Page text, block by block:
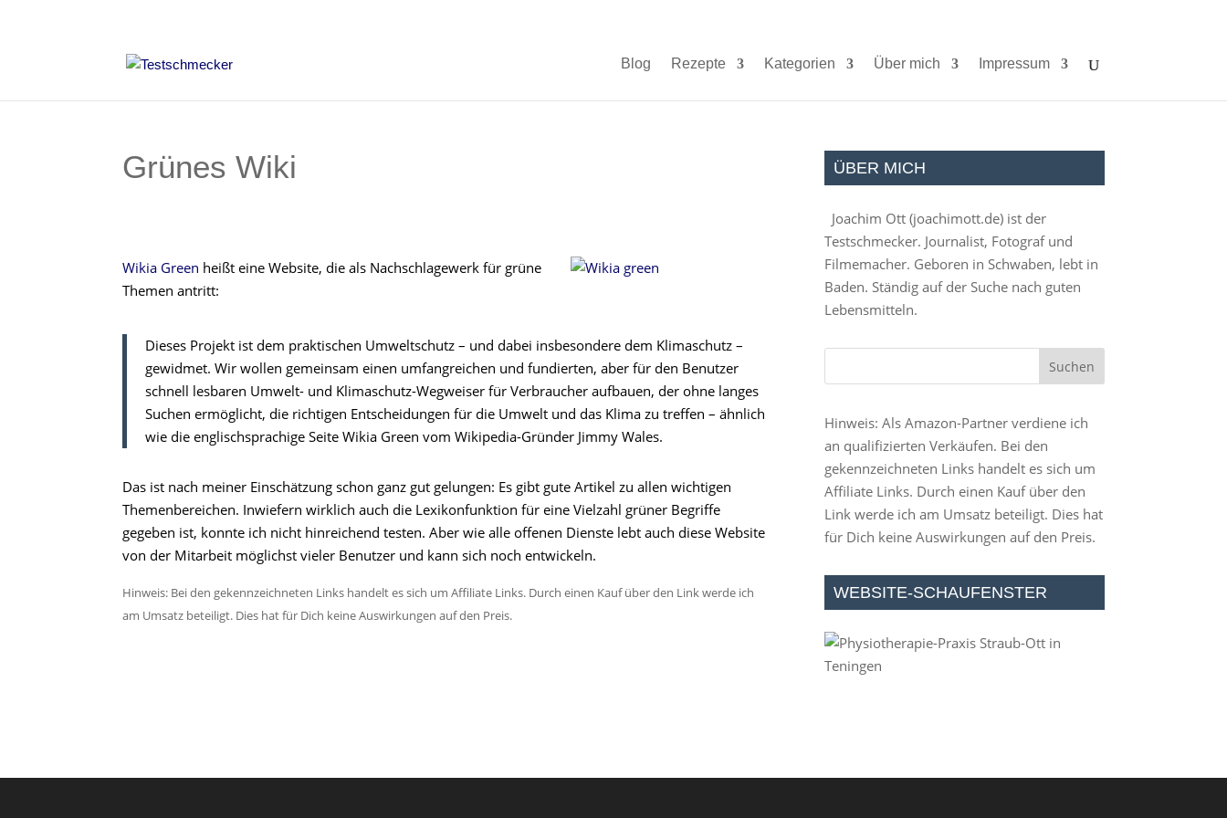
Blog Rezepte Kategorien Über mich Impressum
Grünes Wiki
Wikia Green heißt eine Website, die als Nachschlagewerk für grüne
Themen antritt:
Dieses Projekt ist dem praktischen Umweltschutz – und dabei insbesondere dem Klimaschutz –
gewidmet. Wir wollen gemeinsam einen umfangreichen und fundierten, aber für den Benutzer
schnell lesbaren Umwelt- und Klimaschutz-Wegweiser für Verbraucher aufbauen, der ohne langes
Suchen ermöglicht, die richtigen Entscheidungen für die Umwelt und das Klima zu treffen – ähnlich
wie die englischsprachige Seite Wikia Green vom Wikipedia-Gründer Jimmy Wales.
Das ist nach meiner Einschätzung schon ganz gut gelungen: Es gibt gute Artikel zu allen wichtigen
Themenbereichen. Inwiefern wirklich auch die Lexikonfunktion für eine Vielzahl grüner Begriffe
gegeben ist, konnte ich nicht hinreichend testen. Aber wie alle offenen Dienste lebt auch diese Website
von der Mitarbeit möglichst vieler Benutzer und kann sich noch entwickeln.
Hinweis: Bei den gekennzeichneten Links handelt es sich um Affiliate Links. Durch einen Kauf über den Link werde ich
am Umsatz beteiligt. Dies hat für Dich keine Auswirkungen auf den Preis.
ÜBER MICH
Joachim Ott (joachimott.de) ist der
Testschmecker. Journalist, Fotograf und
Filmemacher. Geboren in Schwaben, lebt in
Baden. Ständig auf der Suche nach guten
Lebensmitteln.
Hinweis: Als Amazon-Partner verdiene ich
an qualifizierten Verkäufen. Bei den
gekennzeichneten Links handelt es sich um
Affiliate Links. Durch einen Kauf über den
Link werde ich am Umsatz beteiligt. Dies hat
für Dich keine Auswirkungen auf den Preis.
WEBSITE-SCHAUFENSTER